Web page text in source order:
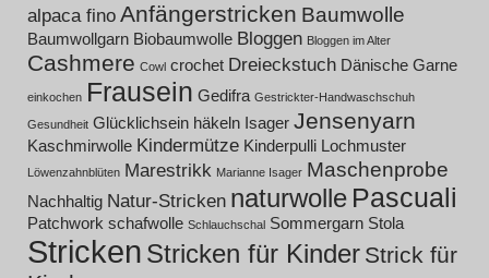
alpaca fino Anfängerstricken Baumwolle
Baumwollgarn Biobaumwolle Bloggen Bloggen im Alter
Cashmere Cowl crochet Dreieckstuch Dänische Garne
einkochen Frausein Gedifra Gestrickter-Handwaschschuh
Gesundheit Glücklichsein häkeln Isager Jensenyarn
Kaschmirwolle Kindermütze Kinderpulli Lochmuster
Löwenzahnblüten Marestrikk Marianne Isager Maschenprobe
Nachhaltig Natur-Stricken naturwolle Pascuali
Patchwork schafwolle Schlauchschal Sommergarn Stola
Stricken Stricken für Kinder Strick für